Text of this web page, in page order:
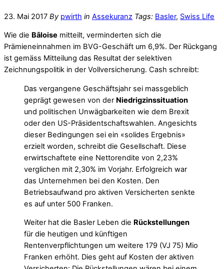
23. Mai 2017 By pwirth in Assekuranz Tags: Basler, Swiss Life
Wie die Bâloise mitteilt, verminderten sich die
Prämieneinnahmen im BVG-Geschäft um 6,9%. Der Rückgang
ist gemäss Mitteilung das Resultat der selektiven
Zeichnungspolitik in der Vollversicherung. Cash schreibt:
Das vergangene Geschäftsjahr sei massgeblich
geprägt gewesen von der Niedrigzinssituation
und politischen Unwägbarkeiten wie dem Brexit
oder den US-Präsidentschaftswahlen. Angesichts
dieser Bedingungen sei ein «solides Ergebnis»
erzielt worden, schreibt die Gesellschaft. Diese
erwirtschaftete eine Nettorendite von 2,23%
verglichen mit 2,30% im Vorjahr. Erfolgreich war
das Unternehmen bei den Kosten. Den
Betriebsaufwand pro aktiven Versicherten senkte
es auf unter 500 Franken.
Weiter hat die Basler Leben die Rückstellungen
für die heutigen und künftigen
Rentenverpflichtungen um weitere 179 (VJ 75) Mio
Franken erhöht. Dies geht auf Kosten der aktiven